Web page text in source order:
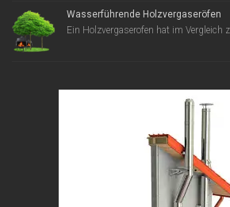
Wasserführende Holzvergaseröfen
Ein Holzvergaserofen hat im Vergleich